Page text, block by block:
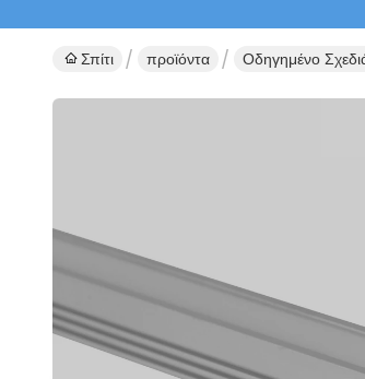
Σπίτι προϊόντα Οδηγημένο